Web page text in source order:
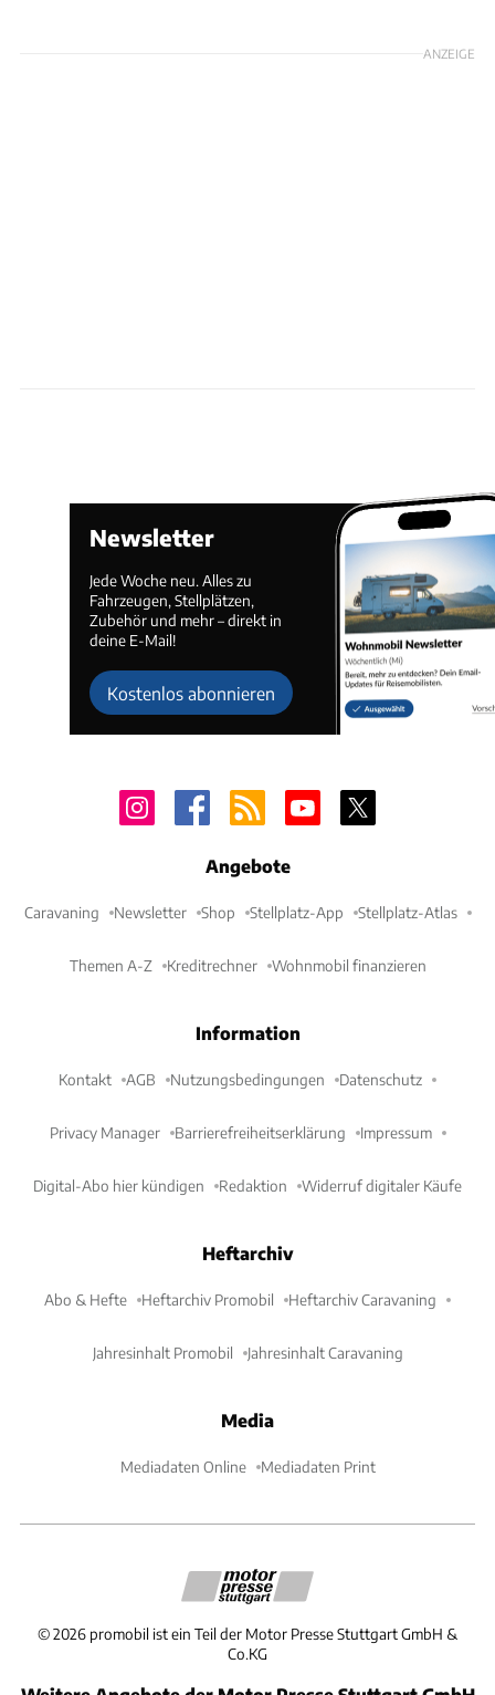
ANZEIGE
Newsletter
Jede Woche neu. Alles zu
Fahrzeugen, Stellplätzen,
Zubehör und mehr – direkt in
deine E-Mail!
Kostenlos abonnieren
Angebote
Caravaning Newsletter Shop Stellplatz-App Stellplatz-Atlas
Themen A-Z Kreditrechner Wohnmobil finanzieren
Information
Kontakt AGB Nutzungsbedingungen Datenschutz
Privacy Manager Barrierefreiheitserklärung Impressum
Digital-Abo hier kündigen Redaktion Widerruf digitaler Käufe
Heftarchiv
Abo & Hefte Heftarchiv Promobil Heftarchiv Caravaning
Jahresinhalt Promobil Jahresinhalt Caravaning
Media
Mediadaten Online Mediadaten Print
©2026 promobil ist ein Teil der Motor Presse Stuttgart GmbH &
Co.KG